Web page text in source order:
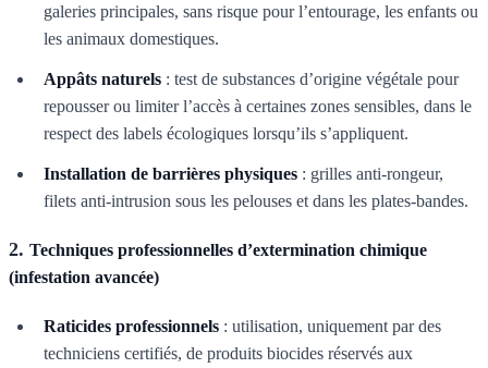
galeries principales, sans risque pour l’entourage, les enfants ou
les animaux domestiques.
Appâts naturels : test de substances d’origine végétale pour
repousser ou limiter l’accès à certaines zones sensibles, dans le
respect des labels écologiques lorsqu’ils s’appliquent.
Installation de barrières physiques : grilles anti-rongeur,
filets anti-intrusion sous les pelouses et dans les plates-bandes.
2. Techniques professionnelles d’extermination chimique
(infestation avancée)
Raticides professionnels : utilisation, uniquement par des
techniciens certifiés, de produits biocides réservés aux